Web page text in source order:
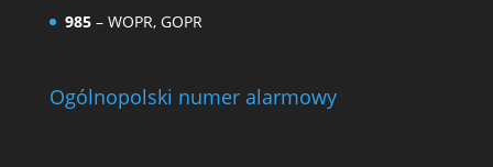
985– WOPR, GOPR
Ogólnopolski numer alarmowy